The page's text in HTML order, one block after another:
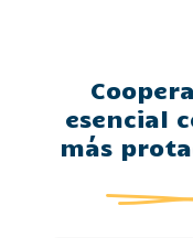
esencial
más